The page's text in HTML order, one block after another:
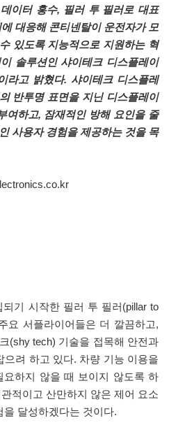
이터 홍수, 필러 투 필러로 대표
대응해 콘티넨탈이 운전자가 모
있도록 지능적으로 지원하는 혁
솔루션인 샤이테크 디스플레이
라고 밝혔다. 샤이테크 디스플레
반투명 표면을 지닌 디스플레이
여하고, 잠재적인 방해 요인을 줄
사용자 경험을 제공하는 것을 목
기 시작한 필러 투 필러(pillar to
요 서플라이어들은 더 깔끔하고,
(shy tech) 기술을 접목해 안전과
으려 하고 있다. 차량 기능 이용을
요하지 않을 때 보이지 않도록 하
적이고 산만하지 않은 제어 요소
달성하겠다는 것이다.